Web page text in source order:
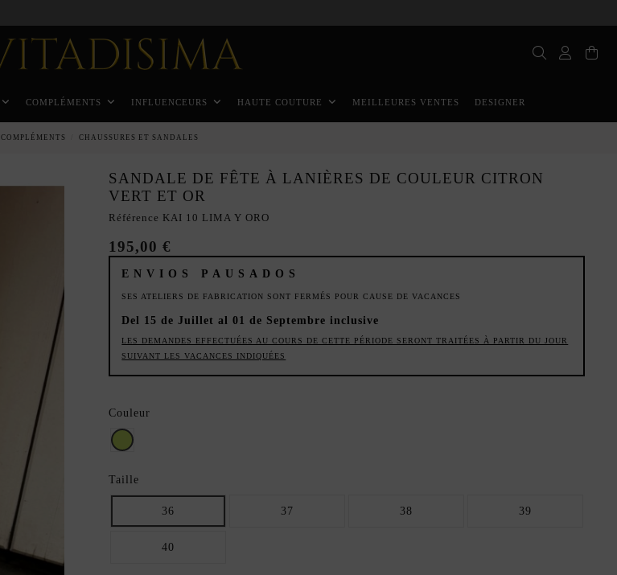
COMPLÉMENTS INFLUENCEURS HAUTE COUTURE MEILLEURES VENTES DESIGNER
COMPLÉMENTS CHAUSSURES ET SANDALES
SANDALE DE FÊTE À LANIÈRES DE COULEUR CITRON
VERT ET OR
Référence KAI 10 LIMA Y ORO
195,00 €
ENVIOS PAUSADOS
SES ATELIERS DE FABRICATION SONT FERMÉS POUR CAUSE DE VACANCES
Del 15 de Juillet al 01 de Septembre inclusive
LES DEMANDES EFFECTUÉES AU COURS DE CETTE PÉRIODE SERONT TRAITÉES À PARTIR DU JOUR
SUIVANT LES VACANCES INDIQUÉES
Couleur
Lima
Taille
36 37 38 39
40